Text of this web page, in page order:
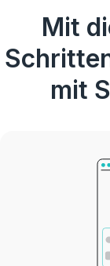
Mit
mit